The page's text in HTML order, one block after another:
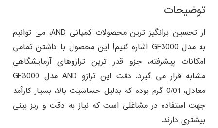
توضیحات
از تحسین برانگیز ترین محصولات کمپانی AND، می توانیم
به مدل GF3000 اشاره کنیم! این محصول با داشتن تمامی
امکانات پیشرفته، جزو قدر ترین ترازوهای آزمایشگاهی
مشابه قرار می گیرد. دقت این ترازو AND مدل GF3000
معادل، 0/01 گرم بوده که بدلیل حساسیت بالا، بسیار کارآمد
جهت استفاده در مشاغلی است که نیاز به دقت و ریز بینی
بیشتری دارند.